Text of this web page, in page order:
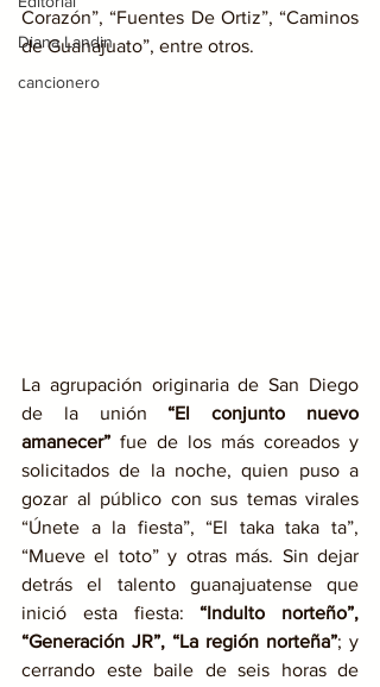
Diana Landin
cancionero
Corazón”, “Fuentes De Ortiz”, “Caminos
de Guanajuato”, entre otros.
La agrupación originaria de San Diego
de la unión “El conjunto nuevo
amanecer” fue de los más coreados y
solicitados de la noche, quien puso a
gozar al público con sus temas virales
“Únete a la fiesta”, “El taka taka ta”,
“Mueve el toto” y otras más. Sin dejar
detrás el talento guanajuatense que
inició esta fiesta: “Indulto norteño”,
“Generación JR”, “La región norteña”; y
cerrando este baile de seis horas de